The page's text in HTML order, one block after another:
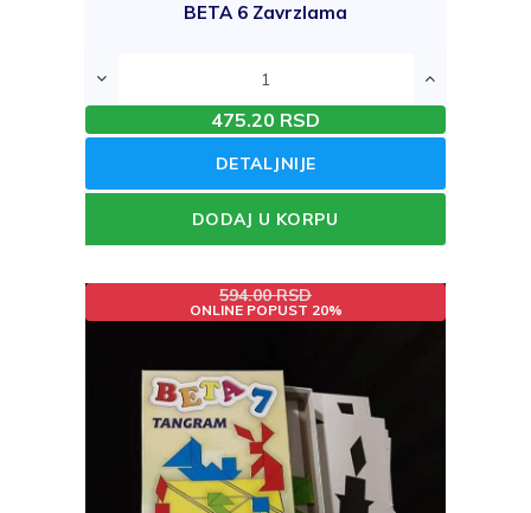
BETA 6 Zavrzlama
475.20 RSD
DETALJNIJE
DODAJ U KORPU
594.00 RSD
ONLINE POPUST 20%